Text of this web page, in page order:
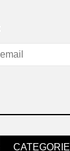
CATEGORIE